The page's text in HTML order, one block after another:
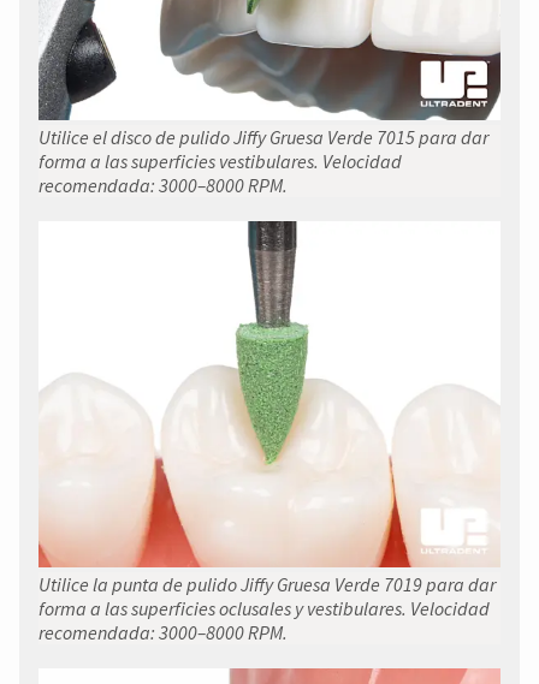
Utilice el disco de pulido Jiffy Gruesa Verde 7015 para dar
forma a las superficies vestibulares. Velocidad
recomendada: 3000–8000 RPM.
Utilice la punta de pulido Jiffy Gruesa Verde 7019 para dar
forma a las superficies oclusales y vestibulares. Velocidad
recomendada: 3000–8000 RPM.